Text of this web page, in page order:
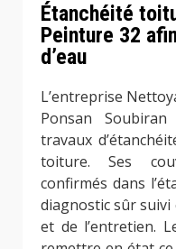
Étanchéité
Peinture 32
d’eau
L’entreprise
Ponsan
travaux
toiture. Ses
confirmés dans
diagnostic sûr
et de l’entretien.